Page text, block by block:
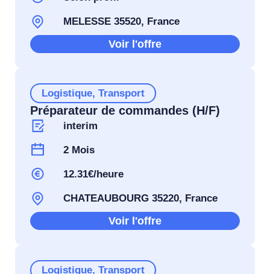
MELESSE 35520, France
Voir l'offre
Logistique, Transport
Préparateur de commandes (H/F)
interim
2 Mois
12.31€/heure
CHATEAUBOURG 35220, France
Voir l'offre
Logistique, Transport